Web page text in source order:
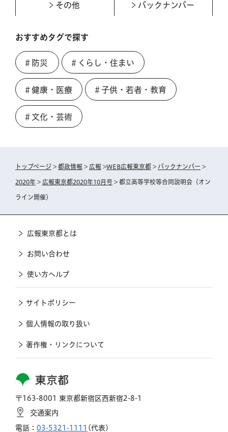
その他 バックナンバー
おすすめタグで探す
＃防災 ＃くらし・住まい
＃健康・医療 ＃子供・若者・教育
＃文化・芸術
トップページ > 都政情報 > 広報 >WEB広報東京都 > バックナンバー >
2020年 > 広報東京都2020年10月号 > 都立高等学校等合同説明会（オン
ライン開催）
東京都
〒163-8001 東京都新宿区西新宿2-8-1
交通案内
電話： 03-5321-1111 (代表)
広報東京都とは
お問い合わせ
使い方ヘルプ
サイトポリシー
個人情報の取り扱い
著作権・リンクについて